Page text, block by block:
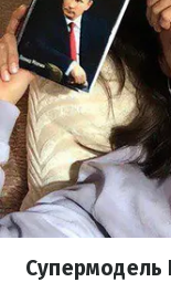
Супермодель